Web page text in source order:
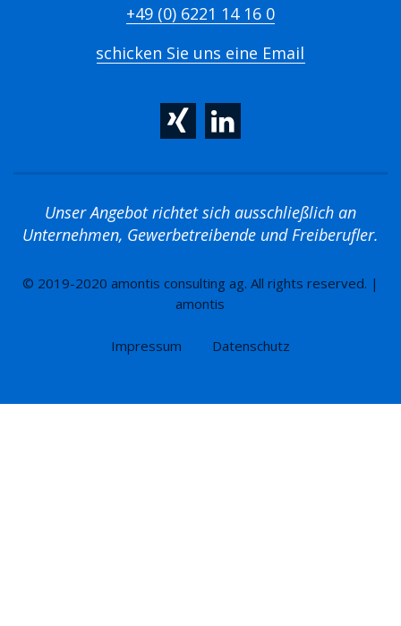
+49 (0) 6221 14 16 0
schicken Sie uns eine Email
Unser Angebot richtet sich ausschließlich an
Unternehmen, Gewerbetreibende und Freiberufler.
© 2019-2020 amontis consulting ag. All rights reserved. |
amontis
Impressum Datenschutz